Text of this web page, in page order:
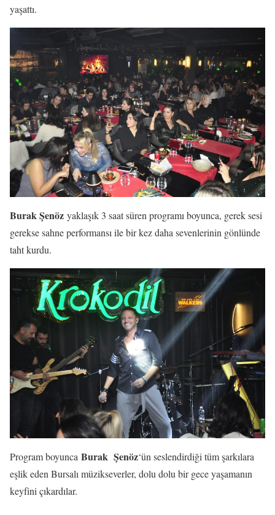
yaşattı.
Burak Şenöz yaklaşık 3 saat süren programı boyunca, gerek sesi
gerekse sahne performansı ile bir kez daha sevenlerinin gönlünde
taht kurdu.
Program boyunca Burak Şenöz‘ün seslendirdiği tüm şarkılara
eşlik eden Bursalı müzikseverler, dolu dolu bir gece yaşamanın
keyfini çıkardılar.